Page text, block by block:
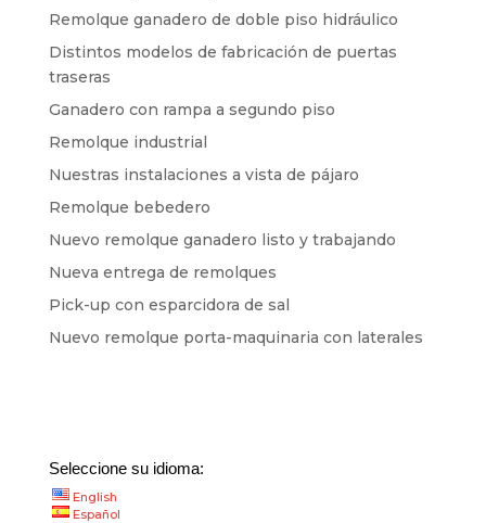
Remolque ganadero de doble piso hidráulico
Distintos modelos de fabricación de puertas
traseras
Ganadero con rampa a segundo piso
Remolque industrial
Nuestras instalaciones a vista de pájaro
Remolque bebedero
Nuevo remolque ganadero listo y trabajando
Nueva entrega de remolques
Pick-up con esparcidora de sal
Nuevo remolque porta-maquinaria con laterales
Seleccione su idioma:
English
Español